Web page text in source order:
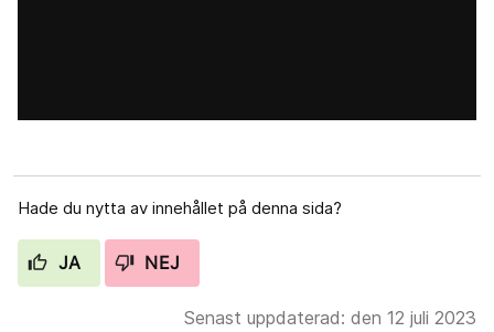
Hade du nytta av innehållet på denna sida?
JA NEJ
Senast uppdaterad: den 12 juli 2023